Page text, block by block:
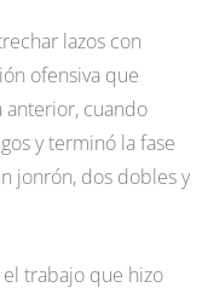
lazos con
ofensiva que
anterior, cuando
y terminó la fase
jonrón, dos dobles y
trabajo que hizo